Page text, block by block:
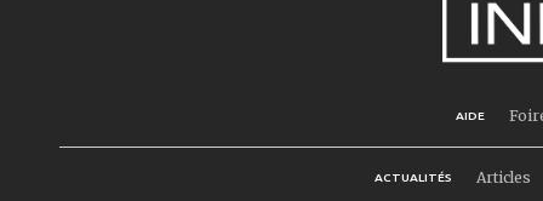
AIDE
ACTUALITÉS Articles